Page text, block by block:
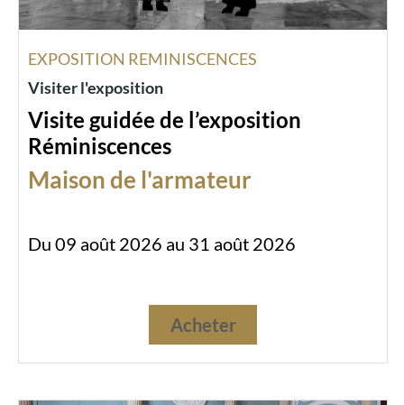
EXPOSITION REMINISCENCES
Visiter l'exposition
Visite guidée de l’exposition
Réminiscences
Maison de l'armateur
Du 09 août 2026 au 31 août 2026
Acheter